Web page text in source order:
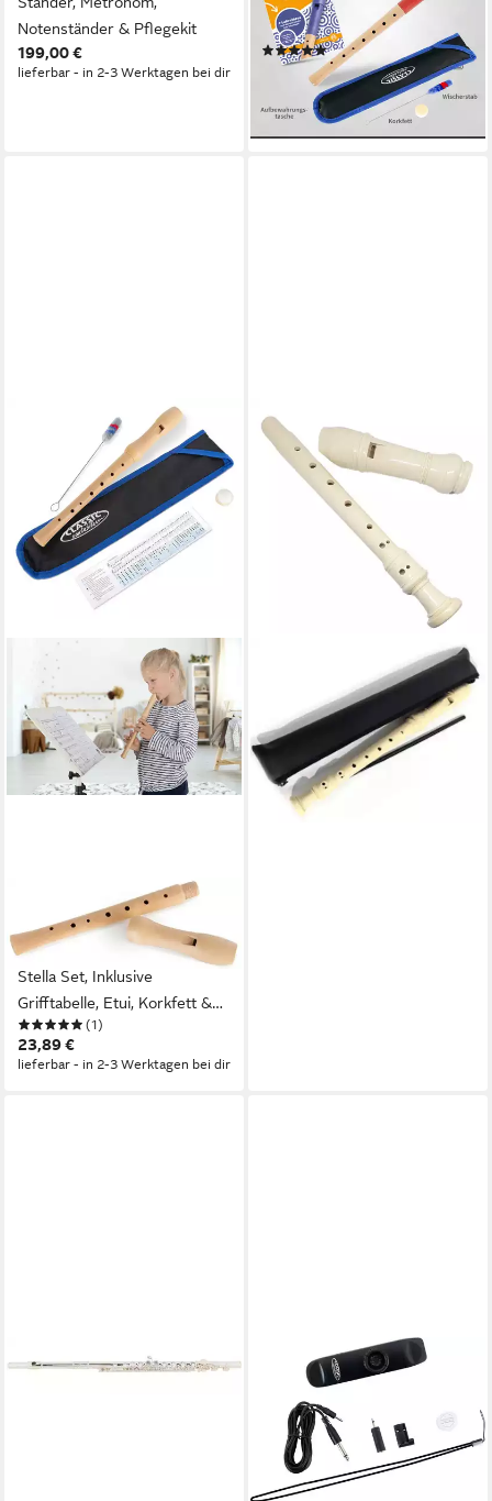
Notenständer & Pflegekit
199,00 €
lieferbar - in 2-3 Werktagen bei dir
Sopran deutsch
(1)
25,30 €
lieferbar - in 2-3 Werktagen bei dir
CLASSIC CANTABILE
Blockflöte Stella aus edlem
Ahorn C-Sopran Deutsch,
Stella Set, Inklusive
Grifftabelle, Etui, Korkfett &
Wischerstab, 2-teilige
Konstruktion
(1)
23,89 €
lieferbar - in 2-3 Werktagen bei dir
Blockflöte pi‑music Flutina
Sopran‑Blockflöte barock inkl.
Tasche C Barocke Griffweise
8,90 €
lieferbar - in 3-4 Werktagen bei dir